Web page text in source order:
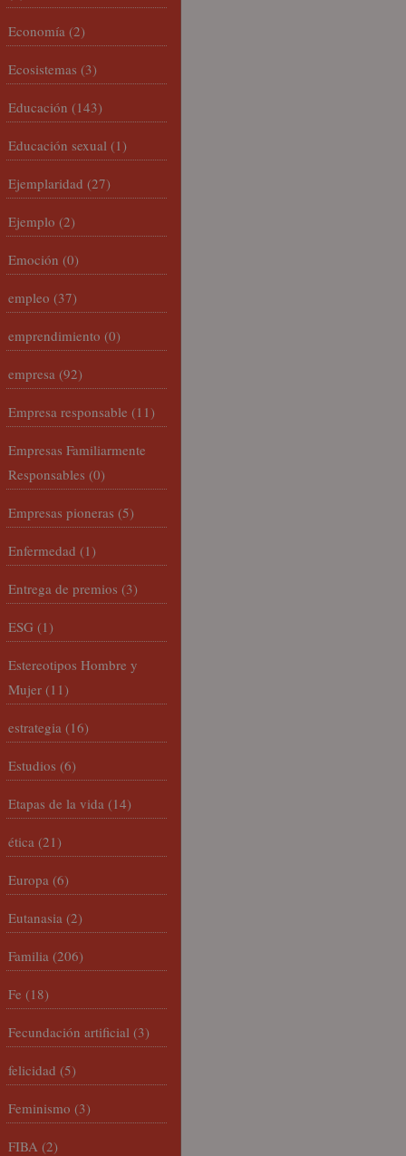
Economía (2)
Ecosistemas (3)
Educación (143)
Educación sexual (1)
Ejemplaridad (27)
Ejemplo (2)
Emoción (0)
empleo (37)
emprendimiento (0)
empresa (92)
Empresa responsable (11)
Empresas Familiarmente
Responsables (0)
Empresas pioneras (5)
Enfermedad (1)
Entrega de premios (3)
ESG (1)
Estereotipos Hombre y
Mujer (11)
estrategia (16)
Estudios (6)
Etapas de la vida (14)
ética (21)
Europa (6)
Eutanasia (2)
Familia (206)
Fe (18)
Fecundación artificial (3)
felicidad (5)
Feminismo (3)
FIBA (2)